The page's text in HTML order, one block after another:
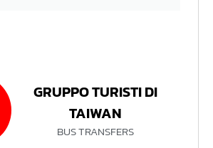
GRUPPO TURISTI DI
TAIWAN
BUS TRANSFERS